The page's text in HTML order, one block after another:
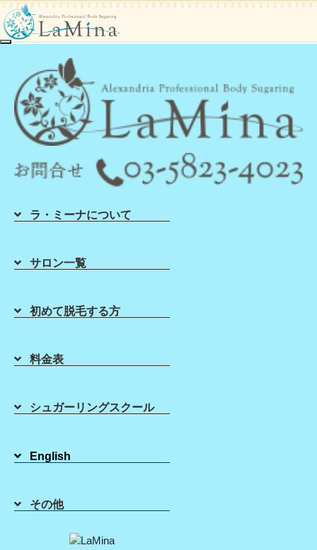
ラ・ミーナについて
サロン一覧
初めて脱毛する方
料金表
シュガーリングスクール
English
その他
Blog シュガーリング‗VIO一覧
2021年08月31日
お気軽にプラスワンメ
ニュー！【シュガーリング】
皆様こんにちは(^^)/ シュガーリング ブラ
ジリアンワックス のLaMinaです！ 大きい
部分ではないけれどふとした時にきになる
り、手の甲・手の指、足の甲・足の…
2021年08月26日
す★【シュガーリング】
様のほとんどは女性」と思っている男性の
皆様こんにちは(^^)/ シュガーリング ブラ
2021年08月16日
脱毛用語【シュガーリ
皆様こんにちは(^^)/ シュガーリング ブラ